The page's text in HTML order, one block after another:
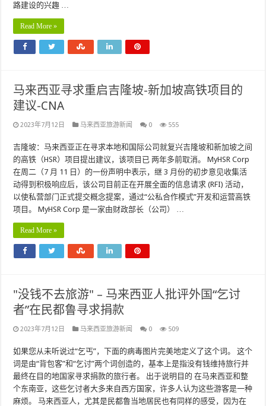
路建设的兴趣 …
Read More »
马来西亚寻求重启吉隆坡-新加坡高铁项目的
建议-CNA
2023年7月12日 马来西亚旅游新闻 0 555
吉隆坡：马来西亚正在寻求本地和国际公司就复兴吉隆坡和新加坡之间
的高铁（HSR）项目提出建议，该项目已 两年多前取消。 MyHSR Corp
在周二（7 月 11 日）的一份声明中表示，继 3 月份的初步意见收集活
动得到积极响应后，该公司目前正在开展全面的信息请求 (RFI) 活动，
以使私营部门正式提交概念提案，通过“公私合作模式”开发和运营高铁
项目。 MyHSR Corp 是一家由财政部长（公司） …
Read More »
"没钱不去旅游" – 马来西亚人批评外国“乞讨
者”在民都鲁寻求捐款
2023年7月12日 马来西亚旅游新闻 0 509
如果您从未听说过“乞丐”，下面的病毒图片完美地定义了这个词。 这个
词是由“背包客”和“乞讨”两个词创造的，基本上是指没有钱维持旅行并
最终在目的地国家寻求捐款的旅行者。 出于说明目的 在马来西亚和整
个东南亚，这些乞讨者大多来自西方国家，许多人认为这些游客是一种
麻烦。 马来西亚人，尤其是民都鲁当地居民也有同样的感受，因为在